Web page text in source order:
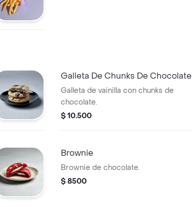
Galleta De Chunks De Chocolate
Galleta de vainilla con chunks de
chocolate.
$ 10.500
Brownie
Brownie de chocolate.
$ 8500